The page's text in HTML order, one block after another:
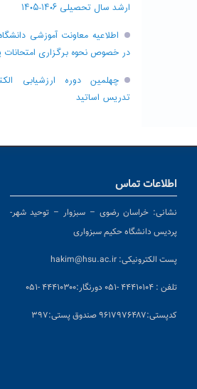
ارشد سال تحصیلی ۱۴۰۶-۱۴۰۵
اطلاعیه معاونت آموزشی
در خصوص نحوه برگزاری امتحانات
چهلمین دوره ارزشیابی
تدریس اساتید
اطلاعات تماس
نشانی: خراسان رضوی – سبزوار – توحید شهر-
پردیس دانشگاه حکیم سبزواری
پست الکترونیکی: hakim@hsu.ac.ir
تلفن : ۴۴۴۱۰۱۰۴ -۰۵۱ دورنگار:۴۴۴۱۰۳۰۰ -۰۵۱
کدپستی:۹۶۱۷۹۷۶۴۸۷ صندوق پستی:۳۹۷